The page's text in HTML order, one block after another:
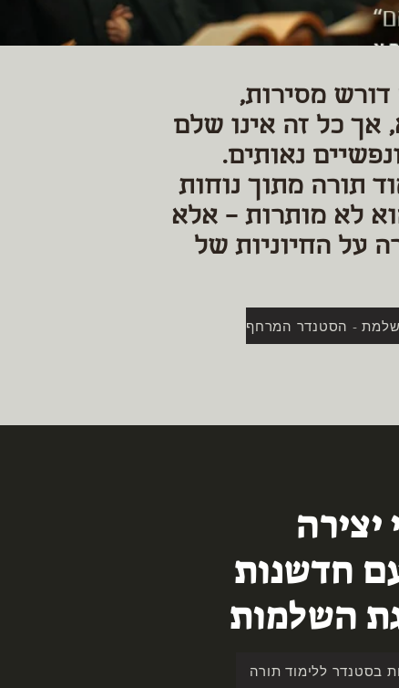
דורש מסירות,
אך כל זה אינו שלם
נאותים.
תורה מתוך נוחות
לא מותרות – אלא
על החיוניות של
חדשנות
השלמות
בסטנדר ללימוד תורה